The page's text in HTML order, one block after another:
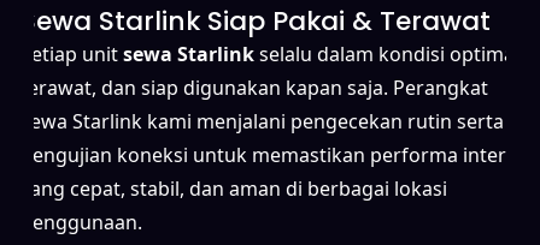
Sewa Starlink Siap Pakai & Terawat
Setiap unitsewa Starlinkselalu dalam kondisi optimal,
terawat, dan siap digunakan kapan saja. Perangkat
sewa Starlink kami menjalani pengecekan rutin serta
pengujian koneksi untuk memastikan performa internet
yang cepat, stabil, dan aman di berbagai lokasi
penggunaan.